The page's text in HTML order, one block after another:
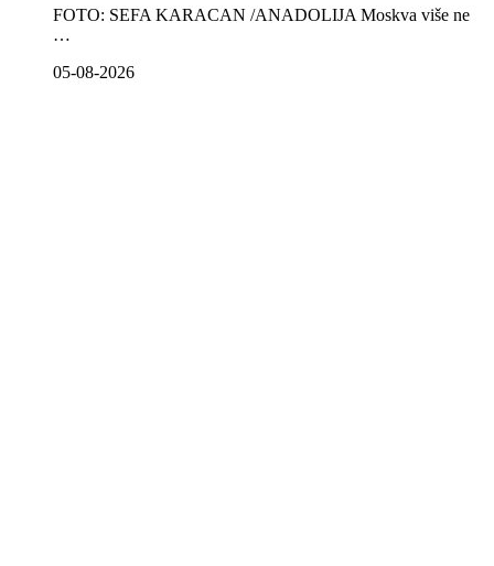
FOTO: SEFA KARACAN /ANADOLIJA Moskva više ne
…
05-08-2026